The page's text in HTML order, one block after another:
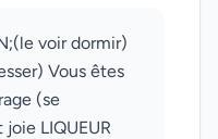
voir dormir)
Vous êtes
(se
LIQUEUR